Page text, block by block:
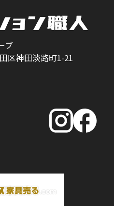
ブ
区神田淡路町1-21